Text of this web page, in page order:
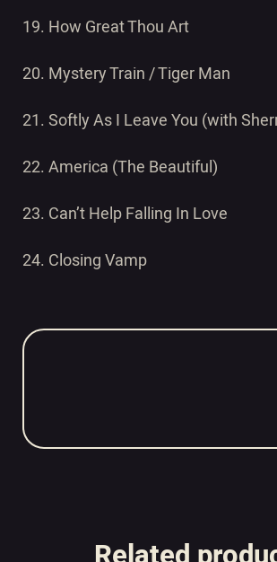
19. How Great Thou Art
20. Mystery Train / Tiger Man
21. Softly As I Leave You (with
22. America (The Beautiful)
23. Can’t Help Falling In Love
24. Closing Vamp